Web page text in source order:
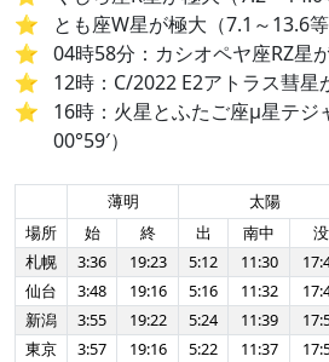
とも座W星が極大（7.1～13.6
04時58分：カシオペヤ座RZ星
12時：C/2022 E2アトラス彗星
16時：火星とふたご座μ星テジ
00°59′）
薄明 太陽
場所
始 終 出 南中 没
札幌
3:36 19:23 5:12 11:30
仙台
3:48 19:16 5:16 11:32
新潟
3:55 19:22 5:24 11:39
東京
3:57 19:16 5:22 11:37